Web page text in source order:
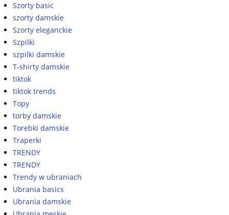
Szorty basic
szorty damskie
Szorty eleganckie
Szpilki
szpilki damskie
T-shirty damskie
tiktok
tiktok trends
Topy
torby damskie
Torebki damskie
Traperki
TRENDY
TRENDY
Trendy w ubraniach
Ubrania basics
Ubrania damskie